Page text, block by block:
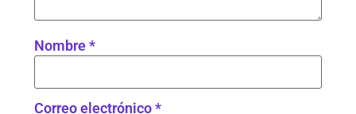
Nombre*
Correo electrónico*